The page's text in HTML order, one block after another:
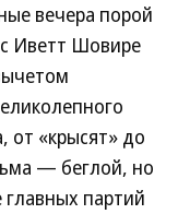
вечера порой
Иветт Шовире
от «крысят» до
— беглой, но
главных партий